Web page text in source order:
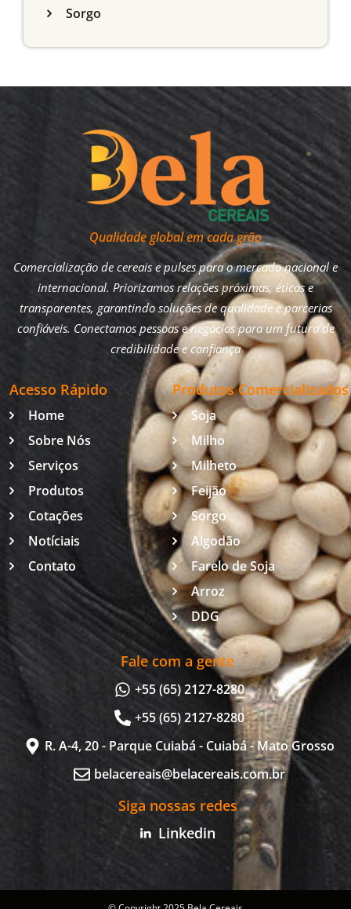
Sorgo
Qualidade global em cada grão
Comercialização de cereais e pulses para o mercado nacional e
internacional. Priorizamos relações próximas, éticas e
transparentes, garantindo soluções de qualidade e parcerias
confiáveis. Conectamos pessoas e negócios para um futuro de
credibilidade e confiança
Acesso Rápido
Home
Sobre Nós
Serviços
Produtos
Cotações
Notíciais
Contato
Produtos Comercializados
Soja
Milho
Milheto
Feijão
Sorgo
Algodão
Farelo de Soja
Arroz
DDG
Fale com a gente
+55 (65) 2127-8280
+55 (65) 2127-8280
R. A-4, 20 - Parque Cuiabá - Cuiabá - Mato Grosso
belacereais@belacereais.com.br
Siga nossas redes
Linkedin